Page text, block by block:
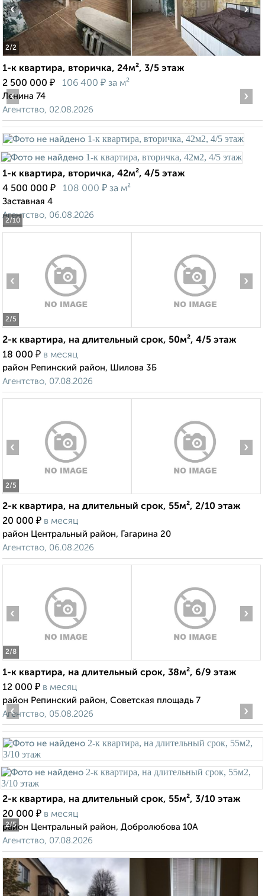
2/2
‹ ›
1-к квартира, вторичка, 24м², 3/5 этаж
2 500 000 ₽ 106 400 ₽ за м²
Ленина 74
Агентство, 02.08.2026
2/10
‹ ›
1-к квартира, вторичка, 42м², 4/5 этаж
4 500 000 ₽ 108 000 ₽ за м²
Заставная 4
Агентство, 06.08.2026
2/5
‹ ›
2-к квартира, на длительный срок, 50м², 4/5 этаж
18 000 ₽ в месяц
район Репинский район, Шилова 3Б
Агентство, 07.08.2026
2/5
‹ ›
2-к квартира, на длительный срок, 55м², 2/10 этаж
20 000 ₽ в месяц
район Центральный район, Гагарина 20
Агентство, 06.08.2026
2/8
‹ ›
1-к квартира, на длительный срок, 38м², 6/9 этаж
12 000 ₽ в месяц
район Репинский район, Советская площадь 7
Агентство, 05.08.2026
2/5
‹ ›
2-к квартира, на длительный срок, 55м², 3/10 этаж
20 000 ₽ в месяц
район Центральный район, Добролюбова 10А
Агентство, 07.08.2026